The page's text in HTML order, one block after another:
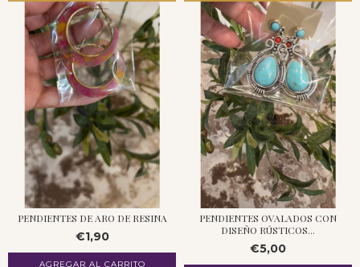
PENDIENTES DE ARO DE RESINA
€1,90
PENDIENTES OVALADOS CON
DISEÑO RÚSTICOS...
€5,00